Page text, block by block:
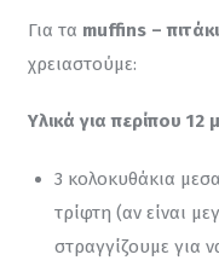
Για τα muffins –
χρειαστούμε:
Υλικά για περίπου 12
3 κολοκυθάκια
τρίφτη (αν είναι
στραγγίζουμε για